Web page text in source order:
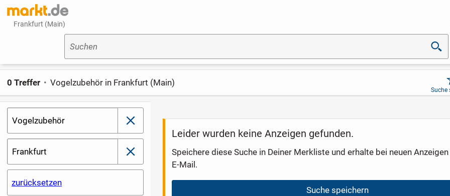
Frankfurt (Main)
Suchen
Vogelzubehör schließen
Frankfurt schließen
zurücksetzen
0 Treffer Vogelzubehör in Frankfurt (Main)
Suche
Leider wurden keine Anzeigen gefunden.
Speichere diese Suche in Deiner Merkliste und erhalte bei neuen
E-Mail.
Suche speichern